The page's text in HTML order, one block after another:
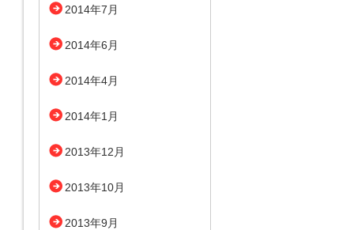
2014年7月
2014年6月
2014年4月
2014年1月
2013年12月
2013年10月
2013年9月